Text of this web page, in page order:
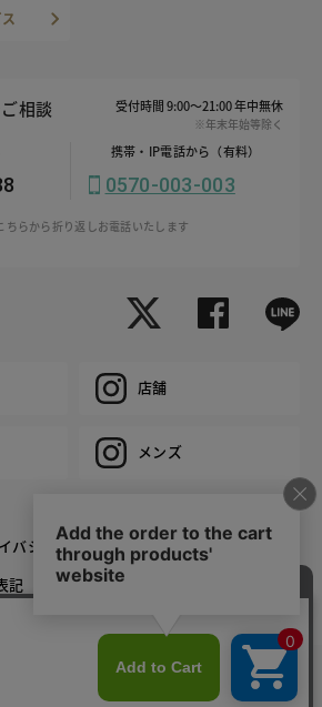
イズを選択する
相談 受付時間 9:00～21:00 年中無休
※年末年始等除く
携帯・IP電話から（有料）
0570-003-003
らから折り返しお電話いたします
店舗
メンズ
バシーポリシー
記
推奨環境
RIGHTS RESERVED.